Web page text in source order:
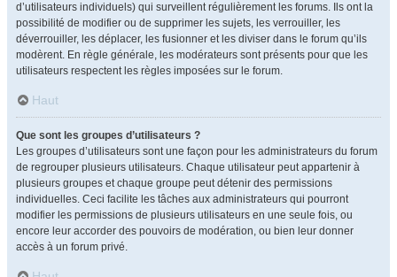
d’utilisateurs individuels) qui surveillent régulièrement les forums. Ils ont la
possibilité de modifier ou de supprimer les sujets, les verrouiller, les
déverrouiller, les déplacer, les fusionner et les diviser dans le forum qu’ils
modèrent. En règle générale, les modérateurs sont présents pour que les
utilisateurs respectent les règles imposées sur le forum.
Haut
Que sont les groupes d’utilisateurs ?
Les groupes d’utilisateurs sont une façon pour les administrateurs du forum
de regrouper plusieurs utilisateurs. Chaque utilisateur peut appartenir à
plusieurs groupes et chaque groupe peut détenir des permissions
individuelles. Ceci facilite les tâches aux administrateurs qui pourront
modifier les permissions de plusieurs utilisateurs en une seule fois, ou
encore leur accorder des pouvoirs de modération, ou bien leur donner
accès à un forum privé.